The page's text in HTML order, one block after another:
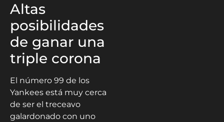
Altas
posibilidades
de ganar una
triple corona
El número 99 de los
Yankees está muy cerca
de ser el treceavo
galardonado con uno